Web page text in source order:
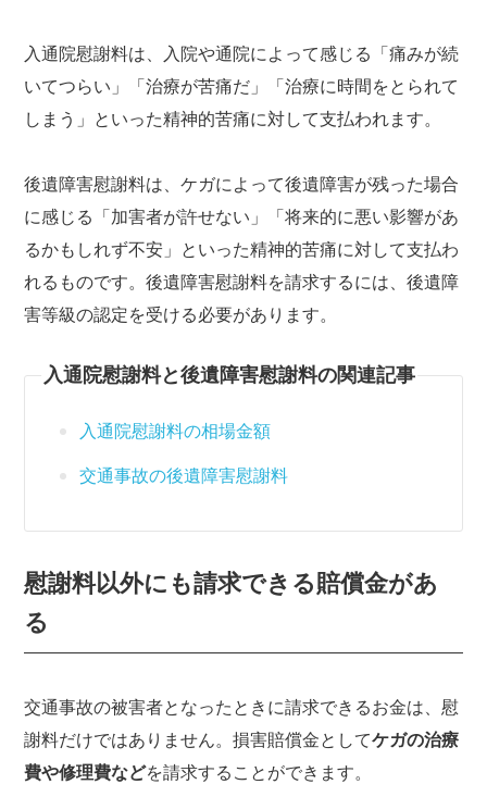
入通院慰謝料は、入院や通院によって感じる「痛みが続
いてつらい」「治療が苦痛だ」「治療に時間をとられて
しまう」といった精神的苦痛に対して支払われます。
後遺障害慰謝料は、ケガによって後遺障害が残った場合
に感じる「加害者が許せない」「将来的に悪い影響があ
るかもしれず不安」といった精神的苦痛に対して支払わ
れるものです。後遺障害慰謝料を請求するには、後遺障
害等級の認定を受ける必要があります。
入通院慰謝料と後遺障害慰謝料の関連記事
入通院慰謝料の相場金額
交通事故の後遺障害慰謝料
慰謝料以外にも請求できる賠償金があ
る
交通事故の被害者となったときに請求できるお金は、慰
謝料だけではありません。損害賠償金としてケガの治療
費や修理費などを請求することができます。